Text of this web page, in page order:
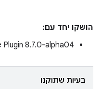
הושקו יחד עם:
Plugin 8.7.0-alpha04
בעיות שתוקנו